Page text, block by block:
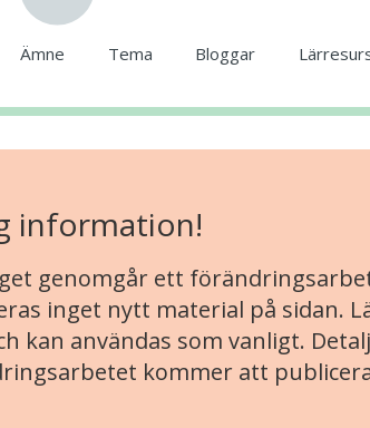
Ämne Tema Bloggar
information!
genomgår ett
inget nytt material på sidan.
kan användas som vanligt.
kommer att